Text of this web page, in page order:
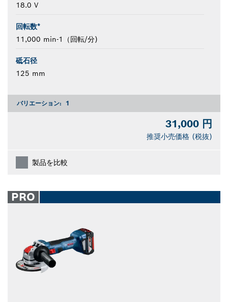
18.0 V
回転数*
11,000 min-1（回転/分)
砥石径
125 mm
バリエーション: 1
31,000 円
推奨小売価格 (税抜)
製品を比較
PRO